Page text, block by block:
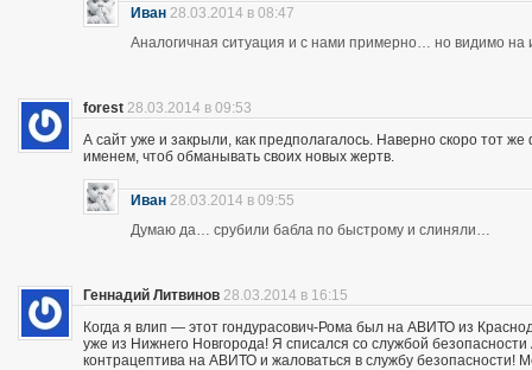
Иван 28.03.2014 в 08:47
Аналогичная ситуация и с нами примерно… но видимо на
forest 28.03.2014 в 09:53
А сайт уже и закрыли, как предполагалось. Наверно скоро тот
именем, чтоб обманывать своих новых жертв.
Иван 28.03.2014 в 09:55
Думаю да… срубили бабла по быстрому и слиняли…
Геннадий Литвинов 28.03.2014 в 16:15
Когда я влип — этот гондурасович-Рома был на АВИТО из
уже из Нижнего Новгорода! Я списался со службой
контрацептива на АВИТО и жаловаться в службу безопасности!